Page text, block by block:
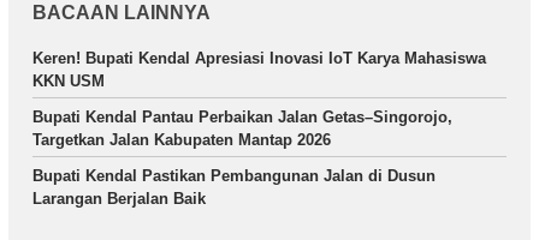
BACAAN LAINNYA
Keren! Bupati Kendal Apresiasi Inovasi IoT Karya Mahasiswa
KKN USM
Bupati Kendal Pantau Perbaikan Jalan Getas–Singorojo,
Targetkan Jalan Kabupaten Mantap 2026
Bupati Kendal Pastikan Pembangunan Jalan di Dusun
Larangan Berjalan Baik